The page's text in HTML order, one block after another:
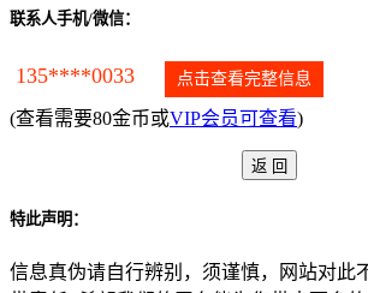
联系人手机/微信：
135****0033 点击查看完整信息
(查看需要80金币或VIP会员可查看)
特此声明：
信息真伪请自行辨别，须谨慎，网站对此